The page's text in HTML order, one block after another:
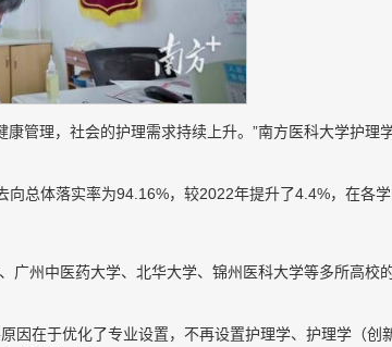
管理，社会的护理需求持续上升。”南方医科大学护理
总体落实率为94.16%，较2022年提升了4.4%，在各学
州中医药大学、北华大学、锦州医科大学等多所高校
因在于优化了专业设置，不再设置护理学、护理学（创